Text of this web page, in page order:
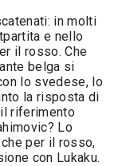
in molti
e nello
il rosso. Che
belga si
lo svedese, lo
la risposta di
riferimento
Lo
per il rosso,
con Lukaku.